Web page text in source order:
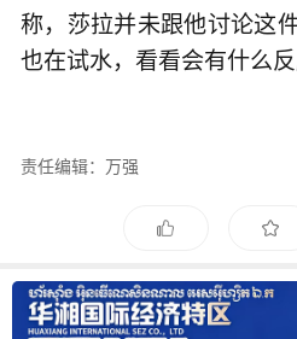
称，莎拉并未跟他讨论这
也在试水，看看会有什么
责任编辑：万强